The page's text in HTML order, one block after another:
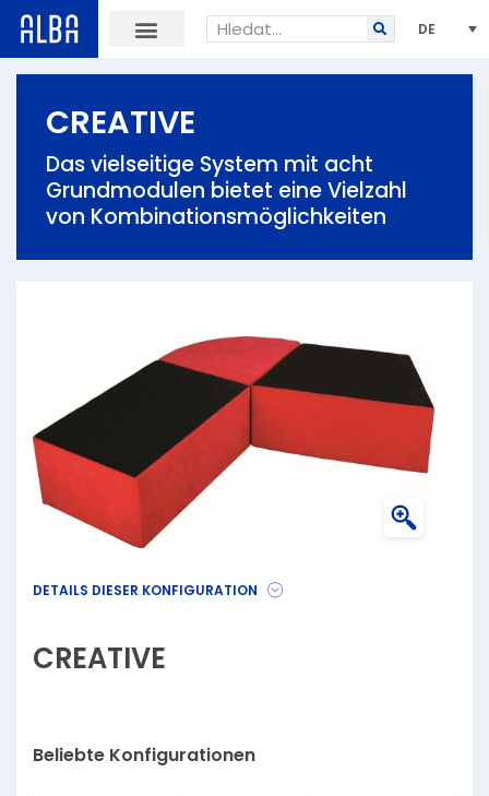
DE
CREATIVE
Das vielseitige System mit acht
Grundmodulen bietet eine Vielzahl
von Kombinationsmöglichkeiten
DETAILS DIESER KONFIGURATION
CREATIVE
Beliebte Konfigurationen